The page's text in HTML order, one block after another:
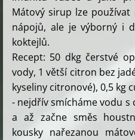
Mátový sirup lze používat
nápojů, ale je výborný i
koktejlů.
Recept: 50 dkg čerstvé
vody, 1 větší citron bez
kyseliny citronové), 0,5 kg
- nejdřív smícháme vodu s
a až začne směs
kousky nařezanou